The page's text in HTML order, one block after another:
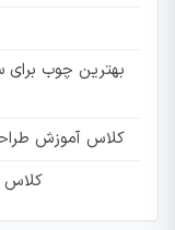
بهترین چوب
کلاس آموزش
کلاس